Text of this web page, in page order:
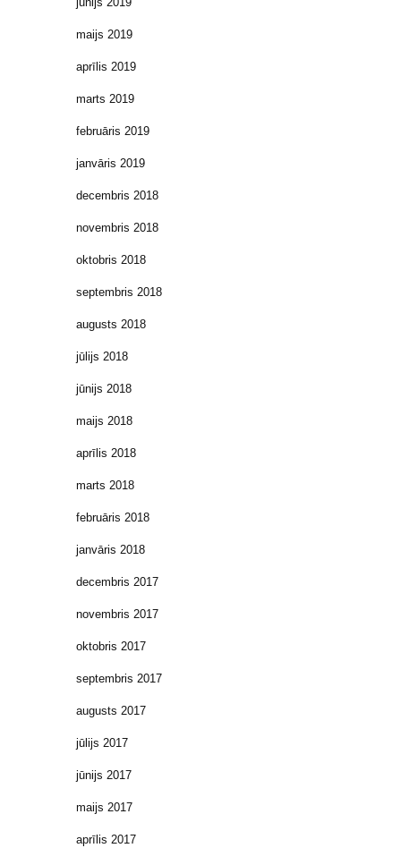
maijs 2019
aprīlis 2019
marts 2019
februāris 2019
janvāris 2019
decembris 2018
novembris 2018
oktobris 2018
septembris 2018
augusts 2018
jūlijs 2018
jūnijs 2018
maijs 2018
aprīlis 2018
marts 2018
februāris 2018
janvāris 2018
decembris 2017
novembris 2017
oktobris 2017
septembris 2017
augusts 2017
jūlijs 2017
jūnijs 2017
maijs 2017
aprīlis 2017